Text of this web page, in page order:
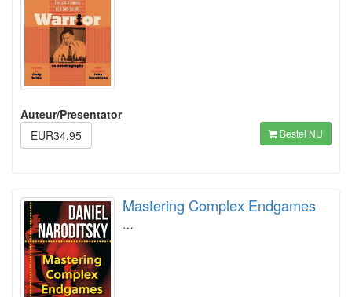
Auteur/Presentator
EUR34.95
Bestel NU
Mastering Complex Endgames
…